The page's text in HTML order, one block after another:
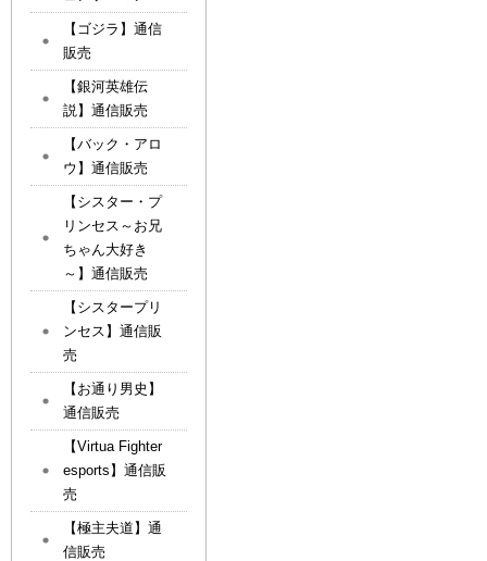
【ゴジラ】通信
販売
【銀河英雄伝
説】通信販売
【バック・アロ
ウ】通信販売
【シスター・プ
リンセス～お兄
ちゃん大好き
～】通信販売
【シスタープリ
ンセス】通信販
売
【お通り男史】
通信販売
【Virtua Fighter
esports】通信販
売
【極主夫道】通
信販売